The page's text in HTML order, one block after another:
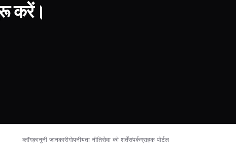
करें।
ब्लॉगक़ानूनी जानकारीगोपनीयता नीतिसेवा की शर्तेंसंपर्कग्राहक पोर्टल